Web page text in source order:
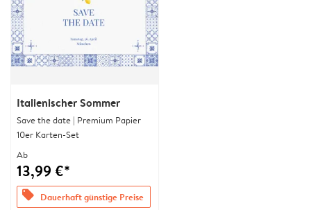
Italienischer Sommer
Save the date | Premium Papier
10er Karten-Set
Ab
13,99 €*
offers Dauerhaft günstige Preise